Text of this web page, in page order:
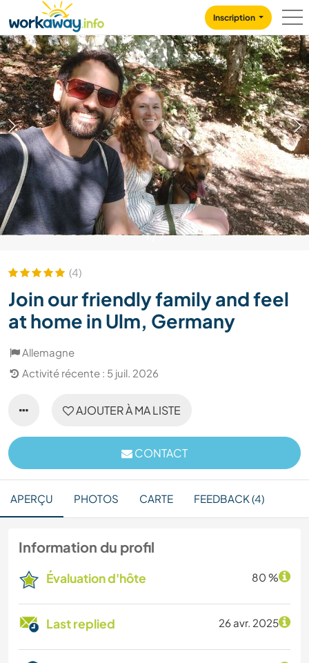
CONTENT
MAIN NAVIGATION
Inscription
1/7
(4)
Join our friendly family and feel
at home in Ulm, Germany
Allemagne
Activité récente : 5 juil. 2026
AJOUTER À MA LISTE
CONTACT
APERÇU PHOTOS CARTE FEEDBACK (4)
Information du profil
Évaluation d'hôte 80 %
Last replied 26 avr. 2025